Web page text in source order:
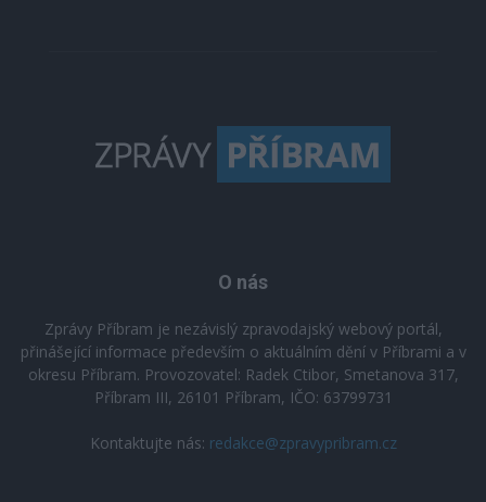
O nás
Zprávy Příbram je nezávislý zpravodajský webový portál,
přinášející informace především o aktuálním dění v Příbrami a v
okresu Příbram. Provozovatel: Radek Ctibor, Smetanova 317,
Příbram III, 26101 Příbram, IČO: 63799731
Kontaktujte nás: redakce@zpravypribram.cz